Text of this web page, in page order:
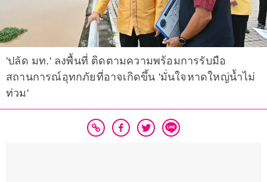
'ปลัด มท.' ลงพื้นที่ ติดตามความพร้อมการรับมือ
สถานการณ์อุทกภัยที่อาจเกิดขึ้น 'มั่นใจหาดใหญ่น้ำไม่
ท่วม'